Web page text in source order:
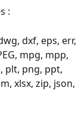
:
dxf, eps, err,
mpg, mpp,
plt, png, ppt,
xlsx, zip, json,